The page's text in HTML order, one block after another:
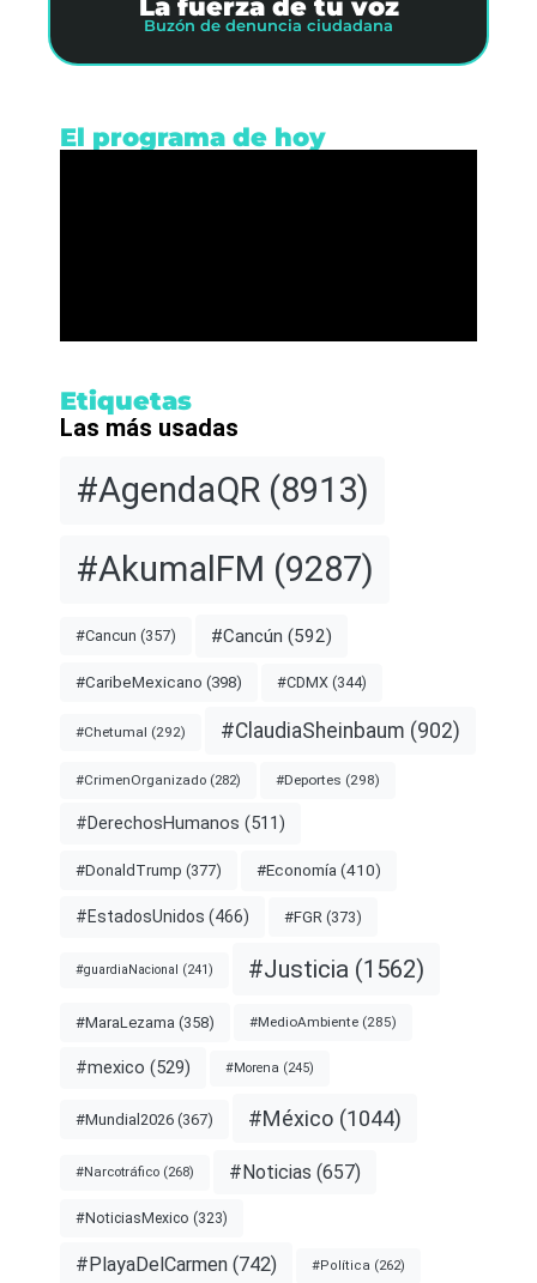
La fuerza de tu voz
Buzón de denuncia ciudadana
El programa de hoy
Etiquetas
Las más usadas
#AgendaQR (8913)
#AkumalFM (9287)
#Cancun (357) #Cancún (592)
#CaribeMexicano (398) #CDMX (344)
#Chetumal (292) #ClaudiaSheinbaum (902)
#CrimenOrganizado (282) #Deportes (298)
#DerechosHumanos (511)
#DonaldTrump (377) #Economía (410)
#EstadosUnidos (466) #FGR (373)
#guardiaNacional (241) #Justicia (1562)
#MaraLezama (358) #MedioAmbiente (285)
#mexico (529) #Morena (245)
#Mundial2026 (367) #México (1044)
#Narcotráfico (268) #Noticias (657)
#NoticiasMexico (323)
#PlayaDelCarmen (742) #Política (262)